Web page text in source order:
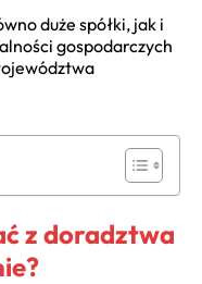
duże spółki, jak i
gospodarczych
z doradztwa